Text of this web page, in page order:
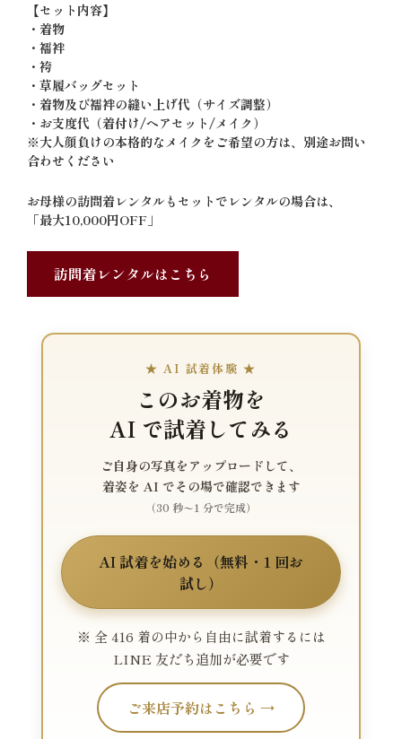
【セット内容】
・着物
・襦袢
・袴
・草履バッグセット
・着物及び襦袢の縫い上げ代（サイズ調整）
・お支度代（着付け/ヘアセット/メイク）
※大人顔負けの本格的なメイクをご希望の方は、別途お問い
合わせください
お母様の訪問着レンタルもセットでレンタルの場合は、
「最大10,000円OFF」
訪問着レンタルはこちら
★ AI 試着体験 ★
このお着物を
AI で試着してみる
ご自身の写真をアップロードして、
着姿を AI でその場で確認できます
（30 秒〜1 分で完成）
AI 試着を始める（無料・1 回お
試し）
※ 全 416 着の中から自由に試着するには
LINE 友だち追加が必要です
ご来店予約はこちら →